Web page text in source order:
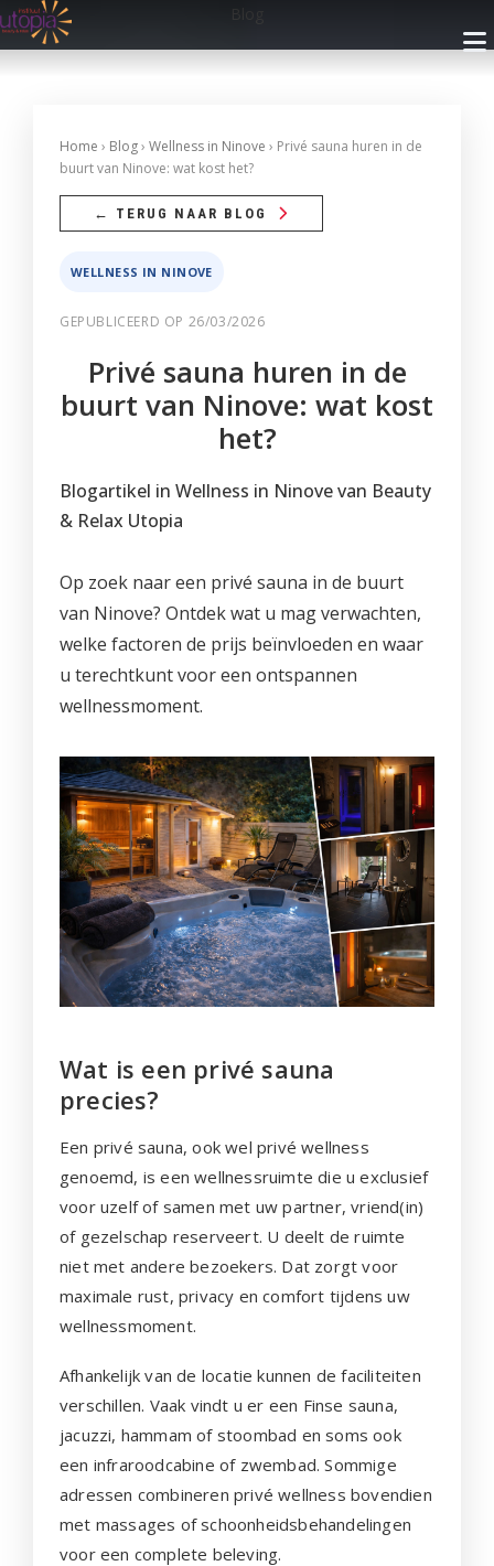
INFO
Openingsuren
Cadeaubon
Blog
Contact
BEHANDELINGEN
Make-up
Voeten
Wenkbrauwen
Prijslijst
ARRANGEMENTEN
Met Privé Sauna
Zonder Privé Sauna
PRIVÉ SAUNA
Privé Wellness 1
Faciliteiten
Foto's
Privé Wellness 2
Prijzen
Reserveren
Arrangementen
Huisregels
RESERVEREN
Reservatie met Cadeaubon
Privé Wellness met Massage
Reserveren
Producten
PROMO'S
Blog
Home › Blog› Wellness in Ninove › Privé sauna huren in de
buurt van Ninove: wat kost het?
← TERUG NAAR BLOG
WELLNESS IN NINOVE
GEPUBLICEERD OP 26/03/2026
Privé sauna huren in de
buurt van Ninove: wat kost
het?
Blogartikel in Wellness in Ninove van Beauty
& Relax Utopia
Op zoek naar een privé sauna in de buurt
van Ninove? Ontdek wat u mag verwachten,
welke factoren de prijs beïnvloeden en waar
u terechtkunt voor een ontspannen
wellnessmoment.
Wat is een privé sauna
precies?
Een privé sauna, ook wel privé wellness
genoemd, is een wellnessruimte die u exclusief
voor uzelf of samen met uw partner, vriend(in)
of gezelschap reserveert. U deelt de ruimte
niet met andere bezoekers. Dat zorgt voor
maximale rust, privacy en comfort tijdens uw
wellnessmoment.
Afhankelijk van de locatie kunnen de faciliteiten
verschillen. Vaak vindt u er een Finse sauna,
jacuzzi, hammam of stoombad en soms ook
een infraroodcabine of zwembad. Sommige
adressen combineren privé wellness bovendien
met massages of schoonheidsbehandelingen
voor een complete beleving.